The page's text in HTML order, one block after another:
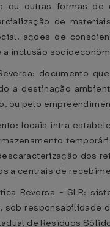
ou outras formas
de
ações de
inclusão
documento
a destinação
ou pelo
locais intra
dos
a centrais de
Reversa - SLR:
sob responsabilidade
de Resíduos